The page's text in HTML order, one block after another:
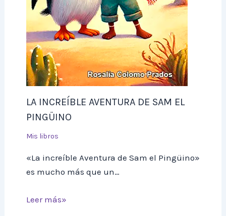
LA INCREÍBLE AVENTURA DE SAM EL
PINGÜINO
Mis libros
«La increíble Aventura de Sam el Pingüino»
es mucho más que un…
Leer más»